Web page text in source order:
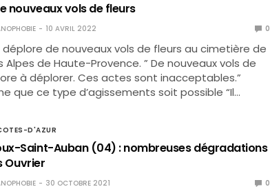
nouveaux vols de fleurs
10 AVRIL 2022 0
de nouveaux vols de fleurs au cimetière de
Alpes de Haute-Provence. ” De nouveaux vols de
à déplorer. Ces actes sont inacceptables.”
que ce type d’agissements soit possible “Il…
D'AZUR
Saint-Auban (04) : nombreuses dégradations
Ouvrier
30 OCTOBRE 2021 0